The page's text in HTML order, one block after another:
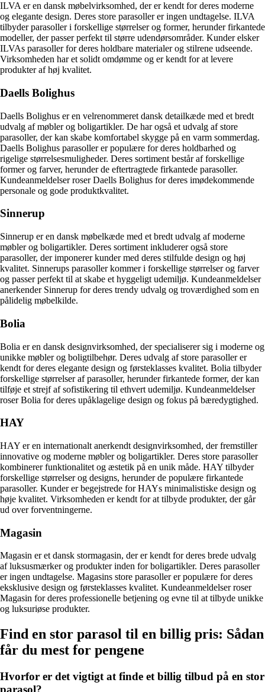
ILVA er en dansk møbelvirksomhed, der er kendt for deres moderne
og elegante design. Deres store parasoller er ingen undtagelse. ILVA
tilbyder parasoller i forskellige størrelser og former, herunder firkantede
modeller, der passer perfekt til større udendørsområder. Kunder elsker
ILVAs parasoller for deres holdbare materialer og stilrene udseende.
Virksomheden har et solidt omdømme og er kendt for at levere
produkter af høj kvalitet.
Daells Bolighus
Daells Bolighus er en velrenommeret dansk detailkæde med et bredt
udvalg af møbler og boligartikler. De har også et udvalg af store
parasoller, der kan skabe komfortabel skygge på en varm sommerdag.
Daells Bolighus parasoller er populære for deres holdbarhed og
rigelige størrelsesmuligheder. Deres sortiment består af forskellige
former og farver, herunder de eftertragtede firkantede parasoller.
Kundeanmeldelser roser Daells Bolighus for deres imødekommende
personale og gode produktkvalitet.
Sinnerup
Sinnerup er en dansk møbelkæde med et bredt udvalg af moderne
møbler og boligartikler. Deres sortiment inkluderer også store
parasoller, der imponerer kunder med deres stilfulde design og høj
kvalitet. Sinnerups parasoller kommer i forskellige størrelser og farver
og passer perfekt til at skabe et hyggeligt udemiljø. Kundeanmeldelser
anerkender Sinnerup for deres trendy udvalg og troværdighed som en
pålidelig møbelkilde.
Bolia
Bolia er en dansk designvirksomhed, der specialiserer sig i moderne og
unikke møbler og boligtilbehør. Deres udvalg af store parasoller er
kendt for deres elegante design og førsteklasses kvalitet. Bolia tilbyder
forskellige størrelser af parasoller, herunder firkantede former, der kan
tilføje et strejf af sofistikering til ethvert udemiljø. Kundeanmeldelser
roser Bolia for deres upåklagelige design og fokus på bæredygtighed.
HAY
HAY er en internationalt anerkendt designvirksomhed, der fremstiller
innovative og moderne møbler og boligartikler. Deres store parasoller
kombinerer funktionalitet og æstetik på en unik måde. HAY tilbyder
forskellige størrelser og designs, herunder de populære firkantede
parasoller. Kunder er begejstrede for HAYs minimalistiske design og
høje kvalitet. Virksomheden er kendt for at tilbyde produkter, der går
ud over forventningerne.
Magasin
Magasin er et dansk stormagasin, der er kendt for deres brede udvalg
af luksusmærker og produkter inden for boligartikler. Deres parasoller
er ingen undtagelse. Magasins store parasoller er populære for deres
eksklusive design og førsteklasses kvalitet. Kundeanmeldelser roser
Magasin for deres professionelle betjening og evne til at tilbyde unikke
og luksuriøse produkter.
Find en stor parasol til en billig pris: Sådan
får du mest for pengene
Hvorfor er det vigtigt at finde et billig tilbud på en stor
parasol?